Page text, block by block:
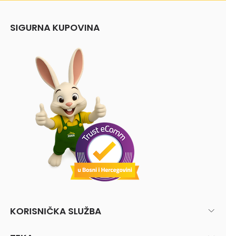
SIGURNA KUPOVINA
KORISNIČKA SLUŽBA